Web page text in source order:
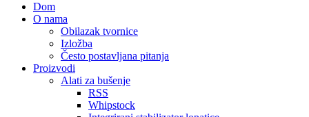
Dom
O nama
Obilazak tvornice
Izložba
Često postavljana pitanja
Proizvodi
Alati za bušenje
RSS
Whipstock